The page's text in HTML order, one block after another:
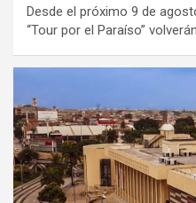
Desde el próximo 9 de
“Tour por el Paraíso”